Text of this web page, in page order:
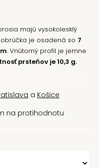
majú vysokolesklý
je osadená so 7
. Vnútorný profil je jemne
prsteňov je 10,3 g.
a Košice
na protihodnotu